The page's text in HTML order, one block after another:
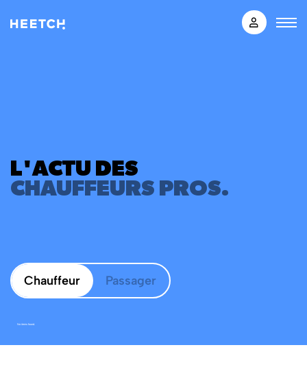
L'ACTU DES
CHAUFFEURS PROS.
Chauffeur Passager
No items found.